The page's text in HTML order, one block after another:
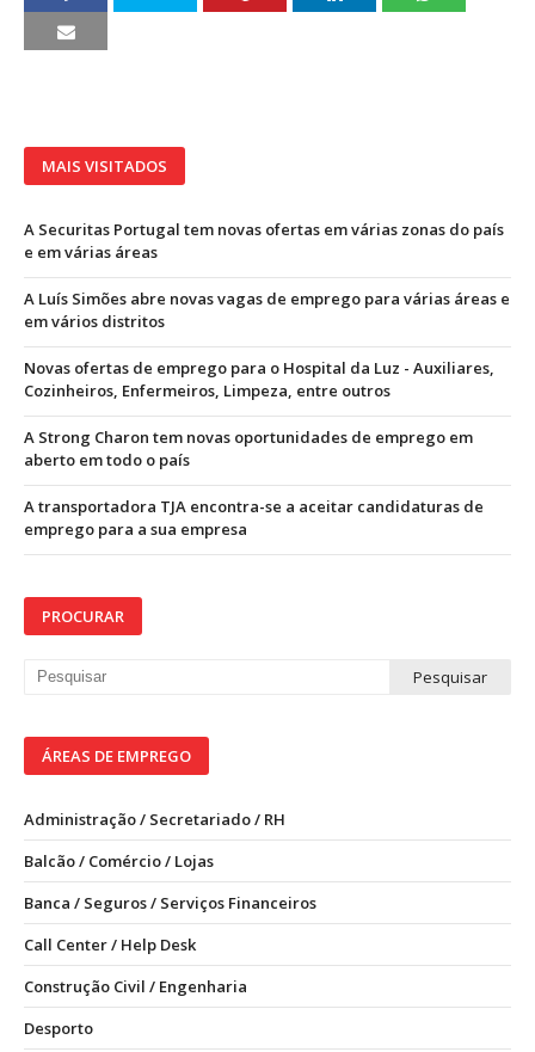
MAIS VISITADOS
A Securitas Portugal tem novas ofertas em várias zonas do país
e em várias áreas
A Luís Simões abre novas vagas de emprego para várias áreas e
em vários distritos
Novas ofertas de emprego para o Hospital da Luz - Auxiliares,
Cozinheiros, Enfermeiros, Limpeza, entre outros
A Strong Charon tem novas oportunidades de emprego em
aberto em todo o país
A transportadora TJA encontra-se a aceitar candidaturas de
emprego para a sua empresa
PROCURAR
ÁREAS DE EMPREGO
Administração / Secretariado / RH
Balcão / Comércio / Lojas
Banca / Seguros / Serviços Financeiros
Call Center / Help Desk
Construção Civil / Engenharia
Desporto